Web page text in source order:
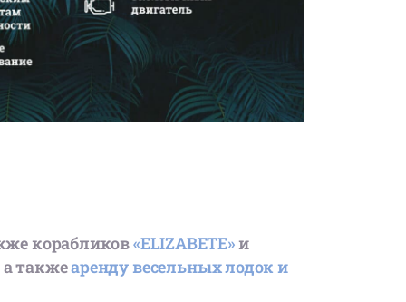
корабликов«ELIZABETE»и
а такжеаренду весельных лодок и